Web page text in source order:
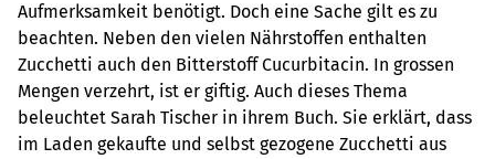
Aufmerksamkeit benötigt. Doch eine Sache gilt es zu
beachten. Neben den vielen Nährstoffen enthalten
Zucchetti auch den Bitterstoff Cucurbitacin. In grossen
Mengen verzehrt, ist er giftig. Auch dieses Thema
beleuchtet Sarah Tischer in ihrem Buch. Sie erklärt, dass
im Laden gekaufte und selbst gezogene Zucchetti aus